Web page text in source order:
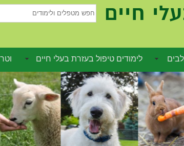
לימודים טיפול בעזרת בעלי חיים
חיים
מטפלים